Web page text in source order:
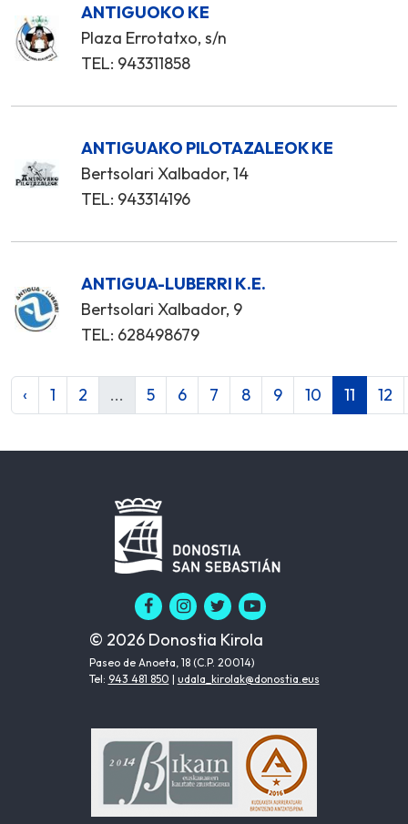
ANTIGUOKO KE
Plaza Errotatxo, s/n
TEL: 943311858
ANTIGUAKO PILOTAZALEOK KE
Bertsolari Xalbador, 14
TEL: 943314196
ANTIGUA-LUBERRI K.E.
Bertsolari Xalbador, 9
TEL: 628498679
‹ 1 2 ... 5 6 7 8 9 10 11 12
© 2026 Donostia Kirola
Paseo de Anoeta, 18 (C.P. 20014)
Tel: 943 481 850 | udala_kirolak@donostia.eus